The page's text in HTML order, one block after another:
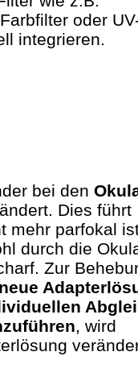
oder
integrieren.
bei den
Dies führt
mehr parfokal
durch die
Zur
neue
, wird